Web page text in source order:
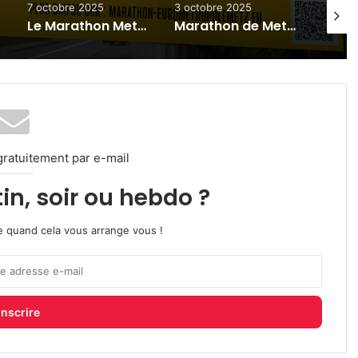
3 octobre 2025
Marathon de Metz : la justice va annuler le contrat entre la métropole et la société RNK
25 septembre 2025
Justice : l’association Metz Marathon condamnée pour « dénigrement »
26 mai
par e-mail
soir ou hebdo ?
quand cela vous arrange vous !